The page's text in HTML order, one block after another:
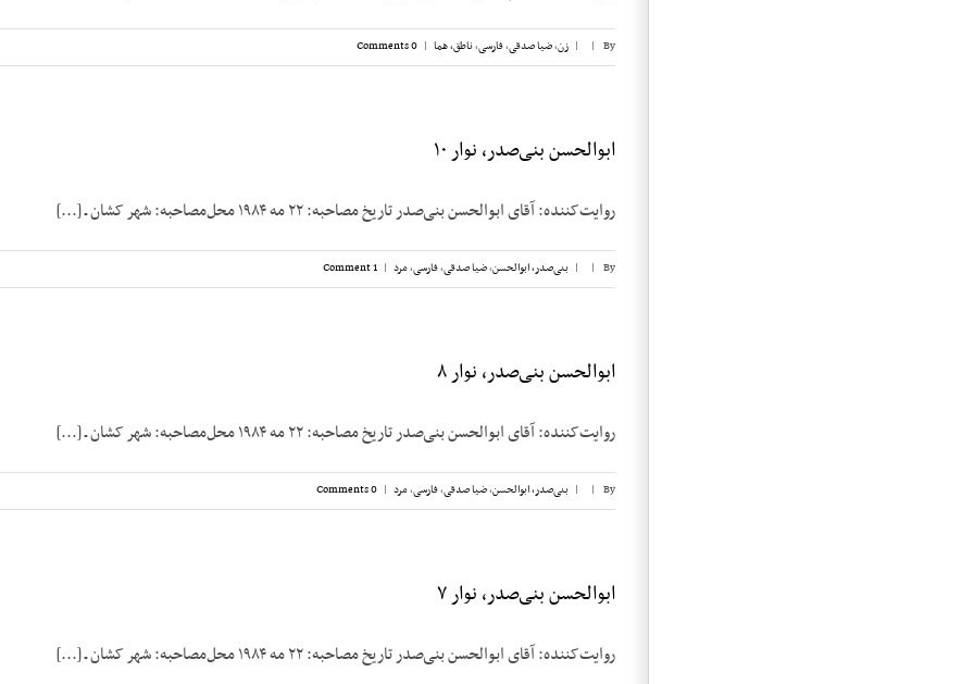
By
|
| زن,ضیا صدقی,فارسی,ناطق، هما |
0 Comments
ابوالحسن بنی‌صدر، نوار ۱۰
روایت‌کننده: آقای ابوالحسن بنی‌صدر تاریخ مصاحبه: ۲۲ مه ۱۹۸۴ محل‌مصاحبه: شهر کشان ـ [...]
By
|
| بنی‌صدر، ابوالحسن,ضیا صدقی,فارسی,مرد |
1 Comment
ابوالحسن بنی‌صدر، نوار ۸
روایت‌کننده: آقای ابوالحسن بنی‌صدر تاریخ مصاحبه: ۲۲ مه ۱۹۸۴ محل‌مصاحبه: شهر کشان ـ [...]
By
|
| بنی‌صدر، ابوالحسن,ضیا صدقی,فارسی,مرد |
0 Comments
ابوالحسن بنی‌صدر، نوار ۷
روایت‌کننده: آقای ابوالحسن بنی‌صدر تاریخ مصاحبه: ۲۲ مه ۱۹۸۴ محل‌مصاحبه: شهر کشان ـ [...]